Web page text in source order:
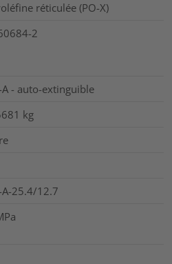
réticulée (PO-X)
2
A - auto-extinguible
kg
A-25.4/12.7